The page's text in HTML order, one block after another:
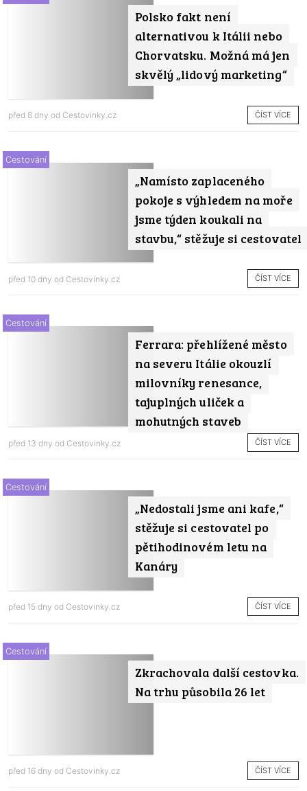
Polsko fakt není
alternativou k Itálii nebo
Chorvatsku. Možná má jen
skvělý „lidový marketing“
před 8 dny od Cestovinky.cz ČÍST VÍCE
„Namísto zaplaceného
pokoje s výhledem na moře
jsme týden koukali na
stavbu,“ stěžuje si cestovatel
Cestování
před 10 dny od Cestovinky.cz ČÍST VÍCE
Ferrara: přehlížené město
na severu Itálie okouzlí
milovníky renesance,
tajuplných uliček a
mohutných staveb
Cestování
před 13 dny od Cestovinky.cz ČÍST VÍCE
„Nedostali jsme ani kafe,“
stěžuje si cestovatel po
pětihodinovém letu na
Kanáry
Cestování
před 15 dny od Cestovinky.cz ČÍST VÍCE
Zkrachovala další cestovka.
Na trhu působila 26 let
Cestování
před 16 dny od Cestovinky.cz ČÍST VÍCE